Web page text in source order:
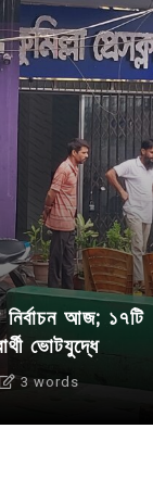
আজ; ১৭টি
ভোটযুদ্ধে
3 words